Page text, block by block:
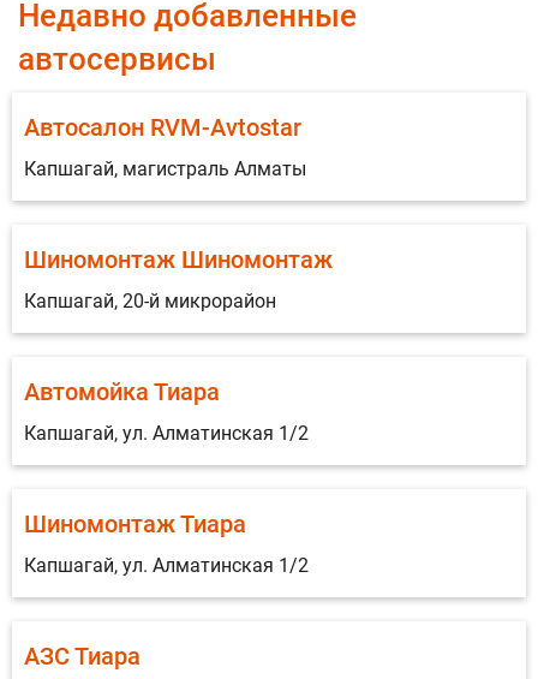
Недавно добавленные
автосервисы
Автосалон RVM-Avtostar
Капшагай, магистраль Алматы
Шиномонтаж Шиномонтаж
Капшагай, 20-й микрорайон
Автомойка Тиара
Капшагай, ул. Алматинская 1/2
Шиномонтаж Тиара
Капшагай, ул. Алматинская 1/2
АЗС Тиара